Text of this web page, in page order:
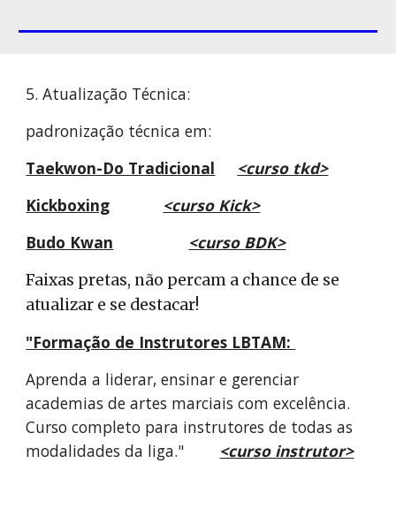
5. Atualização Técnica:
padronização técnica em:
Taekwon-Do Tradicional
<curso tkd>
Kickboxing
<curso Kick>
Budo Kwan
<curso BDK>
Faixas pretas, não percam a chance de se
atualizar e se destacar!
"Formação de Instrutores LBTAM:
Aprenda a liderar, ensinar e gerenciar
academias de artes marciais com excelência.
Curso completo para instrutores de todas as
modalidades da liga." <curso instrutor>